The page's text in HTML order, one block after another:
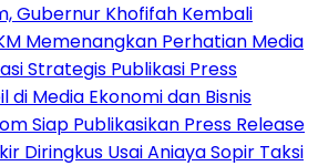
Gubernur Khofifah Kembali
Memenangkan Perhatian Media
Strategis Publikasi Press
di Media Ekonomi dan Bisnis
Siap Publikasikan Press Release
Diringkus Usai Aniaya Sopir Taksi